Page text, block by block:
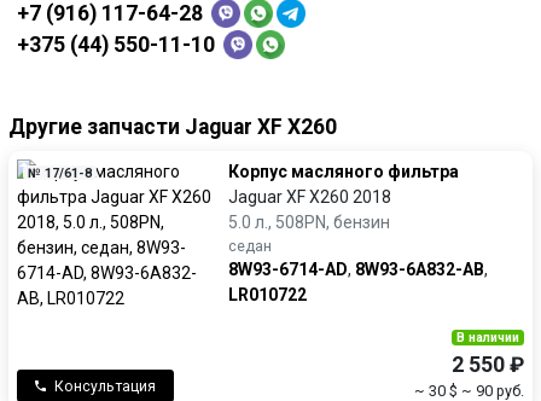
+7 (916) 117-64-28
+375 (44) 550-11-10
Другие запчасти Jaguar XF X260
№ 17/61-8
Корпус масляного фильтра
Jaguar XF X260 2018
5.0 л., 508PN, бензин
седан
8W93-6714-AD, 8W93-6A832-AB,
LR010722
Консультация
В наличии
2 550 ₽
~ 30 $ ~ 90 руб.